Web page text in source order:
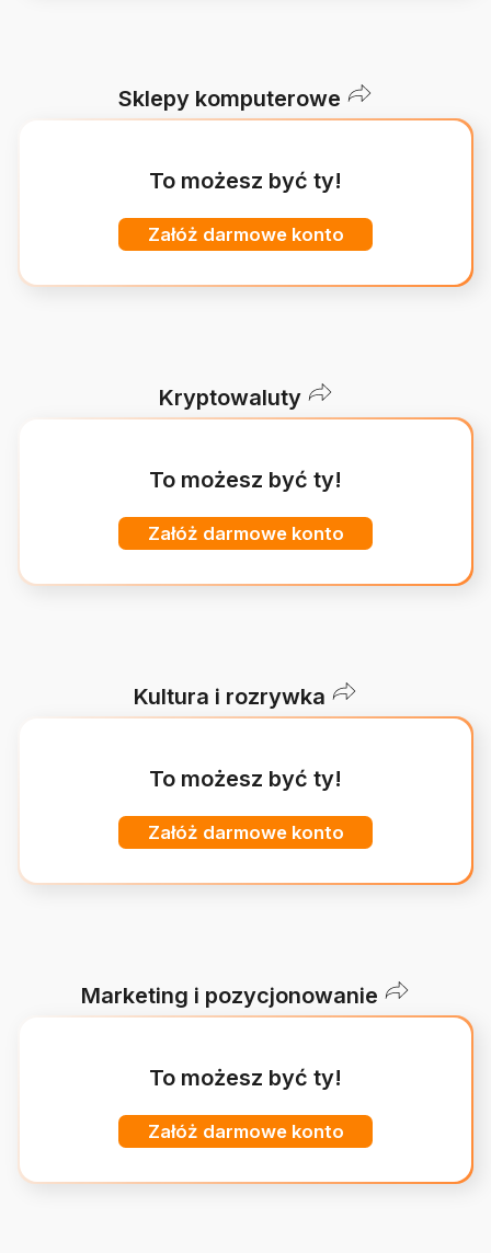
Sklepy komputerowe
To możesz być ty!
Załóż darmowe konto
Kryptowaluty
To możesz być ty!
Załóż darmowe konto
Kultura i rozrywka
To możesz być ty!
Załóż darmowe konto
Marketing i pozycjonowanie
To możesz być ty!
Załóż darmowe konto